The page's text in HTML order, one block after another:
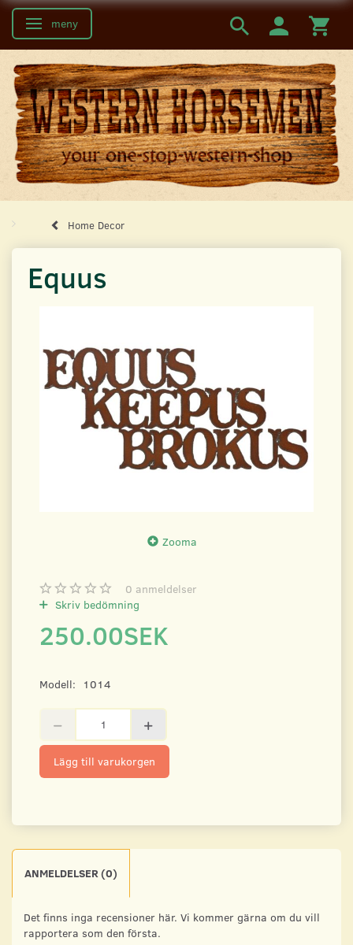
Ändra navigering
meny
Home Decor
Equus
Zooma
0 anmeldelser
Skriv bedömning
250.00SEK
Modell: 1014
Lägg till varukorgen
ANMELDELSER (0)
Det finns inga recensioner här. Vi kommer gärna om du vill
rapportera som den första.